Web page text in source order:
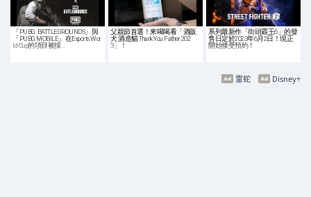
「PUBG: BATTLEGROUNDS」與
「PUBG MOBILE」在Esports Wor
ld Cup的項目被採…
父親節首選！來喝喝看「酒販
犬 酒造貓 Thank You Father 202
3」！
系列最新作「街頭霸王6」的發
售日定於2023年6月2日！現正
開始接受預約！
Disney+
雷蛇